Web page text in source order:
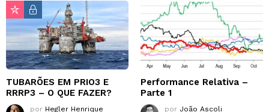
TUBARÕES EM PRIO3 E
RRRP3 – O QUE FAZER?
por Hegler Henrique
Performance Relativa –
Parte 1
por João Ascoli